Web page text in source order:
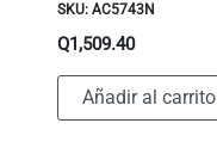
SKU: AC5743N
Q1,509.40
Añadir al carrito